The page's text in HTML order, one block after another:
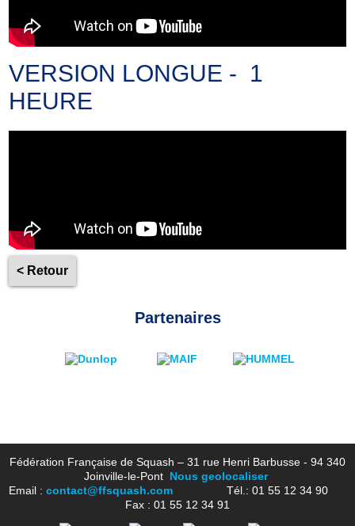
VERSION LONGUE - 1
HEURE
< Retour
Partenaires
Fédération Française de Squash – 31 rue Henri Barbusse - 94 340
Joinville-le-Pont Nous geolocaliser
Email : contact@ffsquash.comTél.: 01 55 12 34 90
Fax : 01 55 12 34 91